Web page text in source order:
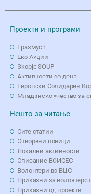
Проекти и програми
Еразмус+
Еко Aкции
Skopje SOUP
Активности со деца
Европски Солидарен
Младинско учество за
Нешто за читање
Сите статии
Отворени повици
Локални активности
Списание ВОИСЕС
Волонтери во ВЦС
Приказни за
Приказни од проекти